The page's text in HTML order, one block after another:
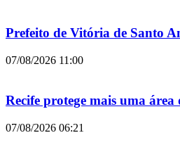
Prefeito de Vitória de Santo
07/08/2026 11:00
Recife protege mais uma
07/08/2026 06:21